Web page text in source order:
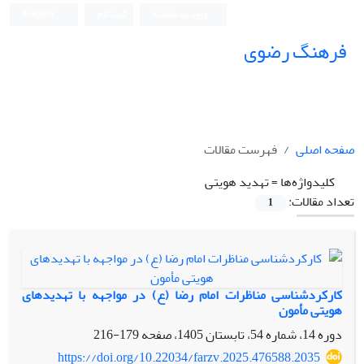
فرهنگ رضوی
صفحه اصلی
فهرست مقالات
کلیدواژه‌ها =تهدید هویتی
تعداد مقالات:
1
کارکردشناسی مناظرات امام رضا (ع) در مواجهه با تهدیدهای
هویتی مأمون
دوره 14، شماره 54، تابستان 1405، صفحه
179-216
https://doi.org/10.22034/farzv.2025.476588.2035